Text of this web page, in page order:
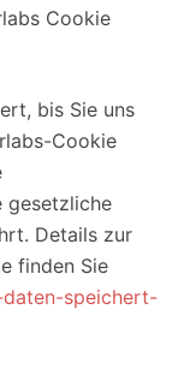
Cookie
bis Sie uns
Cookie
gesetzliche
Details zur
finden Sie
speichert-